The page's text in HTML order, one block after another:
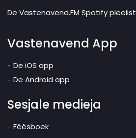
De Vastenavend.FM Spotify pleelist
Vastenavend App
De iOS app
De Android app
Sesjale medieja
Féésboek